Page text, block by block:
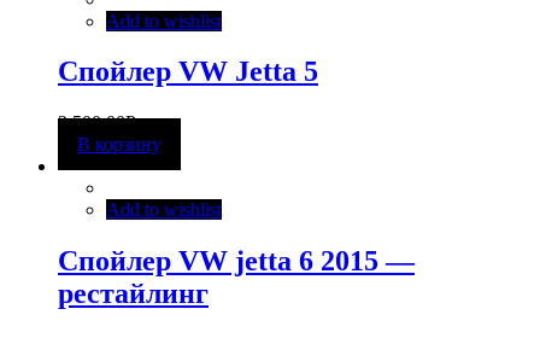
Add to wishlist
Спойлер VW Jetta 5
2 500,00Р
В корзину
Add to wishlist
Спойлер VW jetta 6 2015 —
рестайлинг